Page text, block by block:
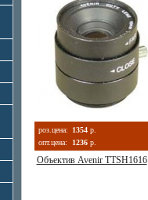
роз.цена: 1354 р.
опт.цена:
1236 р.
Объектив Avenir TTSH1616